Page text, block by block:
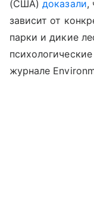
(США)доказали,
зависит от
парки и дикие
журнале